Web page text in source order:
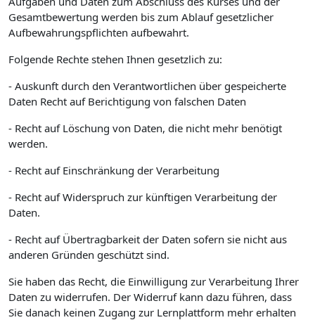
Gesamtbewertung werden bis zum Ablauf gesetzlicher
Aufbewahrungspflichten aufbewahrt.
Folgende Rechte stehen Ihnen gesetzlich zu:
- Auskunft durch den Verantwortlichen über gespeicherte
Daten Recht auf Berichtigung von falschen Daten
- Recht auf Löschung von Daten, die nicht mehr benötigt
werden.
- Recht auf Einschränkung der Verarbeitung
- Recht auf Widerspruch zur künftigen Verarbeitung der
Daten.
- Recht auf Übertragbarkeit der Daten sofern sie nicht aus
anderen Gründen geschützt sind.
Sie haben das Recht, die Einwilligung zur Verarbeitung Ihrer
Daten zu widerrufen. Der Widerruf kann dazu führen, dass
Sie danach keinen Zugang zur Lernplattform mehr erhalten